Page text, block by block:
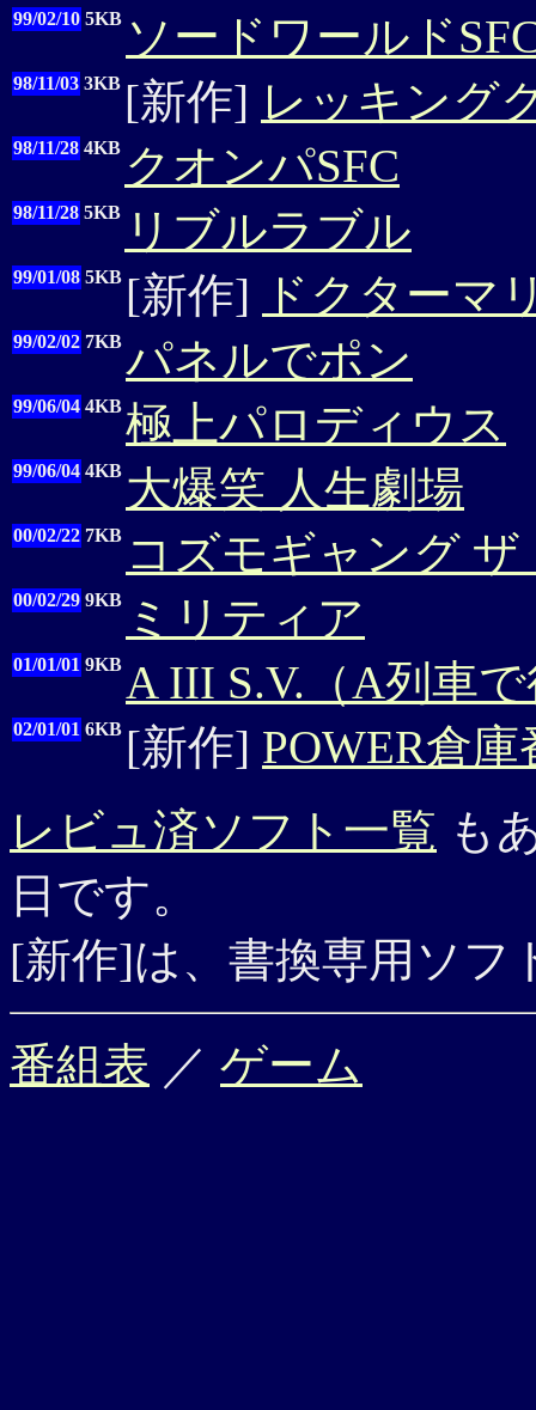
99/02/10 5KB ソードワールド
98/11/03 3KB [新作] レッキング
98/11/28 4KB クオンパSFC
98/11/28 5KB リブルラブル
99/01/08 5KB [新作] ドクターマ
99/02/02 7KBパネルでポン
99/06/04 4KB極上パロディウス
99/06/04 4KB 大爆笑 人生劇場
00/02/22 7KB コズモギャング ザ
00/02/29 9KB ミリティア
01/01/01 9KB A III S.V.（A列車
02/01/01 6KB [新作] POWER倉庫
レビュ済ソフト一覧 も
日です。
[新作]は、書換専用ソフ
番組表 ／ ゲーム